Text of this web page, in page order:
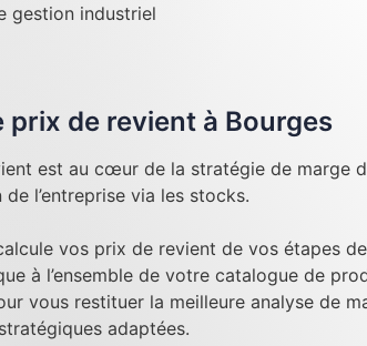
gestion industriel
prix de revient à Bourges
est au cœur de la stratégie de marge
l’entreprise via les stocks.
vos prix de revient de vos étapes
à l’ensemble de votre catalogue de
vous restituer la meilleure analyse de
adaptées.